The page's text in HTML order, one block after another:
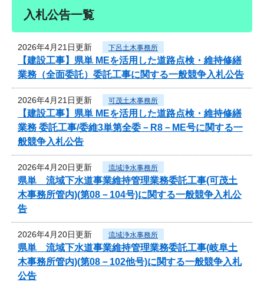
入札公告一覧
2026年4月21日更新 下呂土木事務所
【建設工事】県単 MEを活用した道路点検・維持修繕
業務（全面委託）委託工事に関する一般競争入札公告
2026年4月21日更新 可茂土木事務所
【建設工事】県単 MEを活用した道路点検・維持修繕
業務 委託工事/委維3単第全委－R8－ME号に関する一
般競争入札公告
2026年4月20日更新 流域浄水事務所
県単 流域下水道事業維持管理業務委託工事(可茂土
木事務所管内)(第08－104号)に関する一般競争入札公
告
2026年4月20日更新 流域浄水事務所
県単 流域下水道事業維持管理業務委託工事(岐阜土
木事務所管内)(第08－102他号)に関する一般競争入札
公告